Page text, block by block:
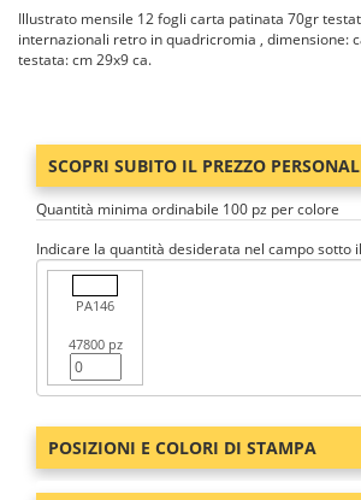
Illustrato mensile 12 fogli carta patinata 70gr
internazionali retro in quadricromia , dimensione:
testata: cm 29x9 ca.
SCOPRI SUBITO IL PREZZO
Quantità minima ordinabile 100 pz per colore
Indicare la quantità desiderata nel campo sotto
PA146
47800 pz
POSIZIONI E COLORI DI STAMPA